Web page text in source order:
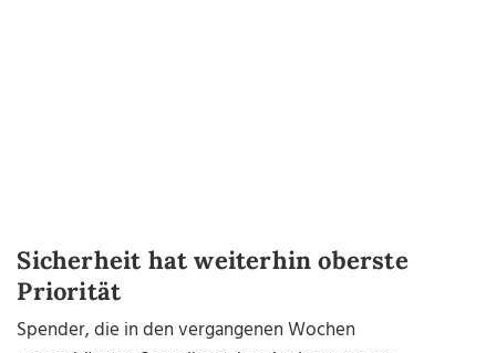
Sicherheit hat weiterhin oberste
Priorität
Spender, die in den vergangenen Wochen